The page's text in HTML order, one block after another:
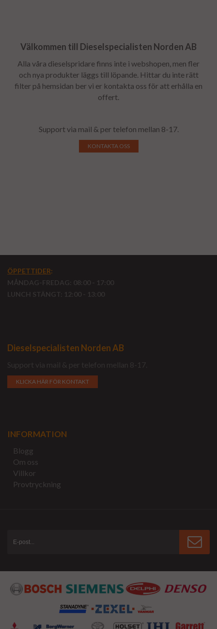
Välkommen till Dieselspecialisten Norden AB
Alla våra dieselspridare finns inte i webshopen, men fler
och nya produkter läggs till löpande. Hittar du inte rätt
filter på hemsidan ber vi er kontakta oss för att erhålla en
offert.
Support via mail & per telefon mellan 8-17.
KONTAKTA OSS
ÖPPETTIDER:
MÅNDAG-FREDAG: 08:00 - 17:00
LUNCH STÄNGT: 12:00 - 13:00
Dieselspecialisten Norden AB
Support via mail & per telefon mellan 8-17.
KLICKA HÄR FÖR KONTAKT
INFORMATION
Blogg
Om oss
Villkor
Provtryckning